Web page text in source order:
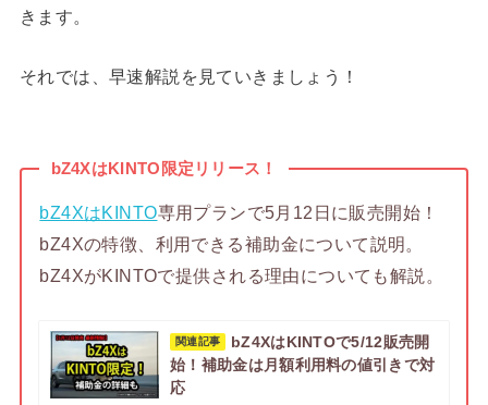
きます。
それでは、早速解説を見ていきましょう！
bZ4XはKINTO限定リリース！
bZ4XはKINTO専用プランで5月12日に販売開始！
bZ4Xの特徴、利用できる補助金について説明。
bZ4XがKINTOで提供される理由についても解説。
関連記事
bZ4XはKINTOで5/12販売開
始！補助金は月額利用料の値引きで対
応